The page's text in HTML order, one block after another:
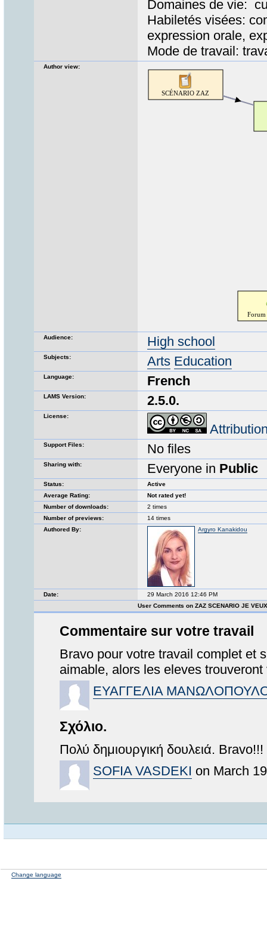
Domaines de vie:
Habiletés visées:
expression orale,
Mode de travail:
Author view:
Audience: High school
Subjects: Arts Education
Language: French
LAMS Version: 2.5.0.
License:
Support Files: No files
Sharing with: Everyone in Public
Status:
Active
Average Rating:
Not rated yet!
Number of downloads:
2 times
Number of previews:
14 times
Authored By:
Argyro Kanakidou
Date:
29 March 2016 12:46 PM
User Comments on ZAZ SCENARIO JE
Commentaire sur votre travail
Bravo pour votre travail complet et
aimable, alors les eleves
ΕΥΑΓΓΕΛΙΑ
Σχόλιο.
Πολύ δημιουργική δουλειά. Bravo!!!
SOFIA VASDEKI on March
Change language